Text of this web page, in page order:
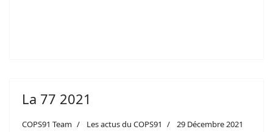
La 77 2021
COPS91 Team Les actus du COPS91 29 Décembre 2021